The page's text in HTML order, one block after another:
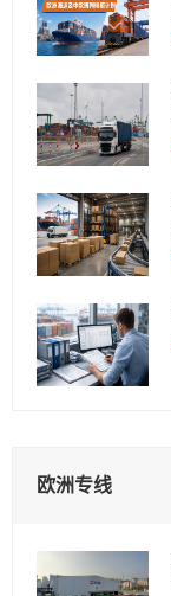
欧洲专线